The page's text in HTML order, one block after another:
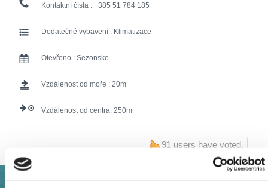
Kontaktní čísla : +385 51 784 185
Dodatečné vybavení : Klimatizace
Otevřeno : Sezonsko
Vzdálenost od moře : 20
Vzdálenost od centra: 250
91 users have voted.